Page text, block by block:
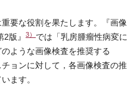
要な役割を果たします。『画像
版』
3） では「乳房腫瘤性病変に
ような画像検査を推奨する
ョンに対して，各画像検査の推
ます。